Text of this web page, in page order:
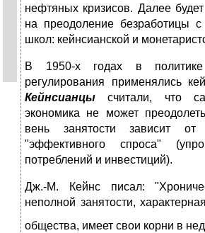
нефтяных кризисов. Далее
на пре­одоление безработицы
школ: кейнсианской и
В 1950-х годах в политике
регулирования применя­лись
Кейнсианцы считали, что
экономика не может
вень занятости зависит от
"эффективного спроса"
потреблений и инвестиций).
Дж.-М. Кейнс писал:
неполной занятости,
общества, имеет свои корни в